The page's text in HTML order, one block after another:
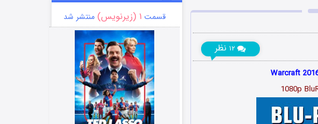
۱۲ نظر
قسمت ۱ (زیرنویس) منتشر شد